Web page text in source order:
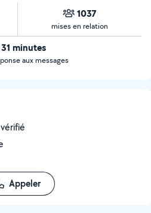
1037
mises en relation
31 minutes
aux messages
Appeler